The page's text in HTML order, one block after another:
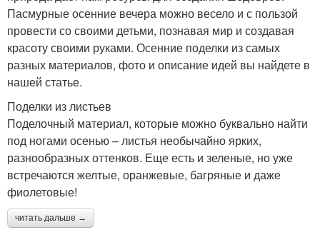
Пасмурные осенние вечера можно весело и с пользой
провести со своими детьми, познавая мир и создавая
красоту своими руками. Осенние поделки из самых
разных материалов, фото и описание идей вы найдете в
нашей статье.
Поделки из листьев
Поделочный материал, которые можно буквально найти
под ногами осенью – листья необычайно ярких,
разнообразных оттенков. Еще есть и зеленые, но уже
встречаются желтые, оранжевые, багряные и даже
фиолетовые!
читать дальше →